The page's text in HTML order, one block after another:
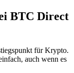
BTC Direct
für Krypto.
auch wenn es